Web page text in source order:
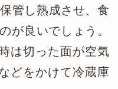
管し熟成させ、食
が良いでしょう。
は切った面が空気
どをかけて冷蔵庫